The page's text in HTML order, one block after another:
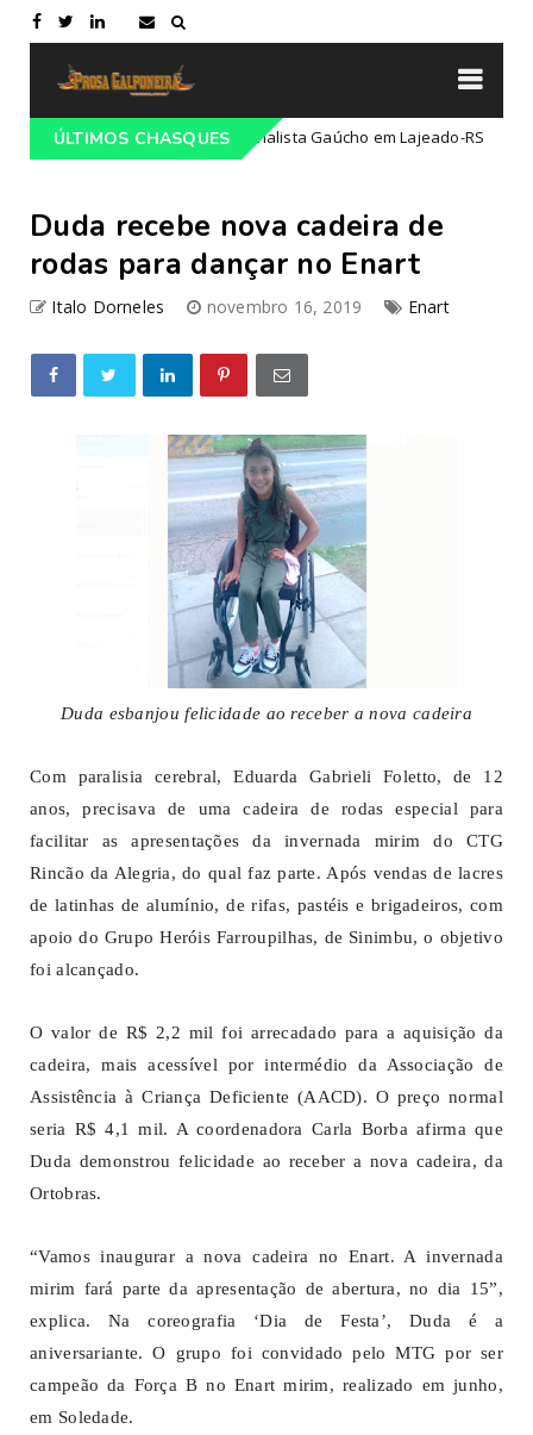
ÚLTIMOS CHASQUES
do 68º Congresso Tradicionalista Gaúcho em Lajeado-RS
Duda recebe nova cadeira de
rodas para dançar no Enart
Italo Dorneles novembro 16, 2019 Enart
Duda esbanjou felicidade ao receber a nova cadeira
Com paralisia cerebral, Eduarda Gabrieli Foletto, de 12
anos, precisava de uma cadeira de rodas especial para
facilitar as apresentações da invernada mirim do CTG
Rincão da Alegria, do qual faz parte. Após vendas de lacres
de latinhas de alumínio, de rifas, pastéis e brigadeiros, com
apoio do Grupo Heróis Farroupilhas, de Sinimbu, o objetivo
foi alcançado.
O valor de R$ 2,2 mil foi arrecadado para a aquisição da
cadeira, mais acessível por intermédio da Associação de
Assistência à Criança Deficiente (AACD). O preço normal
seria R$ 4,1 mil. A coordenadora Carla Borba afirma que
Duda demonstrou felicidade ao receber a nova cadeira, da
Ortobras.
“Vamos inaugurar a nova cadeira no Enart. A invernada
mirim fará parte da apresentação de abertura, no dia 15”,
explica. Na coreografia ‘Dia de Festa’, Duda é a
aniversariante. O grupo foi convidado pelo MTG por ser
campeão da Força B no Enart mirim, realizado em junho,
em Soledade.